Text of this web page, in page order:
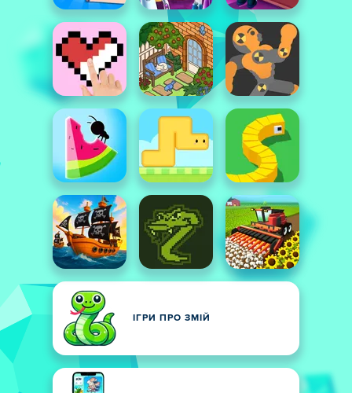
ІГРИ ПРО ЗМІЙ